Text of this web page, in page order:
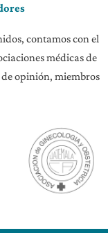
contamos con el
médicas de
de opinión, miembros